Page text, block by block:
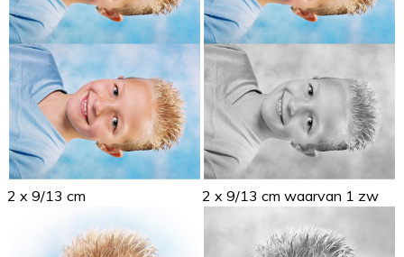
2 x 9/13 cm 2 x 9/13 cm waarvan 1 zw